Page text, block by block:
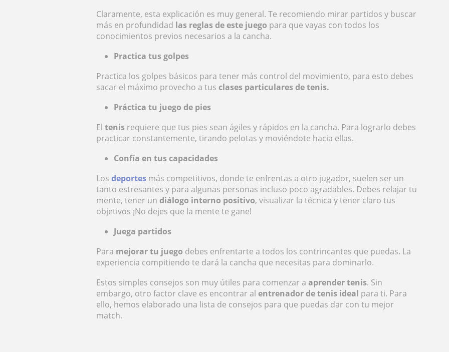
Claramente, esta explicación es muy general. Te recomiendo mirar partidos y buscar
más en profundidad las reglas de este juego para que vayas con todos los
conocimientos previos necesarios a la cancha.
Practica tus golpes
Practica los golpes básicos para tener más control del movimiento, para esto debes
sacar el máximo provecho a tus clases particulares de tenis.
Práctica tu juego de pies
El tenis requiere que tus pies sean ágiles y rápidos en la cancha. Para lograrlo debes
practicar constantemente, tirando pelotas y moviéndote hacia ellas.
Confía en tus capacidades
Los deportes más competitivos, donde te enfrentas a otro jugador, suelen ser un
tanto estresantes y para algunas personas incluso poco agradables. Debes relajar tu
mente, tener un diálogo interno positivo, visualizar la técnica y tener claro tus
objetivos ¡No dejes que la mente te gane!
Juega partidos
Para mejorar tu juego debes enfrentarte a todos los contrincantes que puedas. La
experiencia compitiendo te dará la cancha que necesitas para dominarlo.
Estos simples consejos son muy útiles para comenzar a aprender tenis. Sin
embargo, otro factor clave es encontrar al entrenador de tenis ideal para ti. Para
ello, hemos elaborado una lista de consejos para que puedas dar con tu mejor
match.